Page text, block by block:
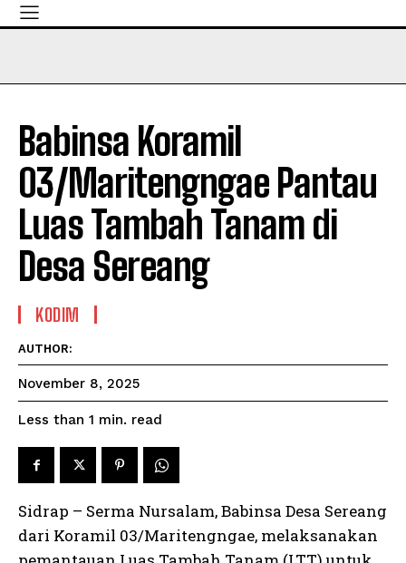
Babinsa Koramil
03/Maritengngae Pantau
Luas Tambah Tanam di
Desa Sereang
KODIM
AUTHOR:
November 8, 2025
Less than 1 min. read
Sidrap – Serma Nursalam, Babinsa Desa Sereang
dari Koramil 03/Maritengngae, melaksanakan